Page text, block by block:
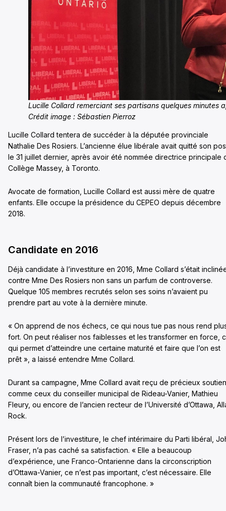
Lucille Collard remerciant ses partisans quelques minutes
Crédit image : Sébastien Pierroz
Lucille Collard tentera de succéder à la députée provinciale
Nathalie Des Rosiers. L’ancienne élue libérale avait quitté son
le 31 juillet dernier, après avoir été nommée directrice principale
Collège Massey, à Toronto.
Avocate de formation, Lucille Collard est aussi mère de quatre
enfants. Elle occupe la présidence du CEPEO depuis décembre
2018.
Candidate en 2016
Déjà candidate à l’investiture en 2016, Mme Collard s’était
contre Mme Des Rosiers non sans un parfum de controverse.
Quelque 105 membres recrutés selon ses soins n’avaient pu
prendre part au vote à la dernière minute.
« On apprend de nos échecs, ce qui nous tue pas nous rend
fort. On peut réaliser nos faiblesses et les transformer en force,
qui permet d’atteindre une certaine maturité et faire que l’on est
prêt », a laissé entendre Mme Collard.
Durant sa campagne, Mme Collard avait reçu de précieux
comme ceux du conseiller municipal de Rideau-Vanier, Mathieu
Fleury, ou encore de l’ancien recteur de l’Université d’Ottawa,
Rock.
Présent lors de l’investiture, le chef intérimaire du Parti libéral,
Fraser, n’a pas caché sa satisfaction. « Elle a beaucoup
d’expérience, une Franco-Ontarienne dans la circonscription
d’Ottawa-Vanier, ce n’est pas important, c’est nécessaire. Elle
connaît bien la communauté francophone. »